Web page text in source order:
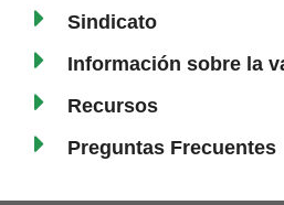
Sindicato
Información sobre la
Recursos
Preguntas Frecuentes